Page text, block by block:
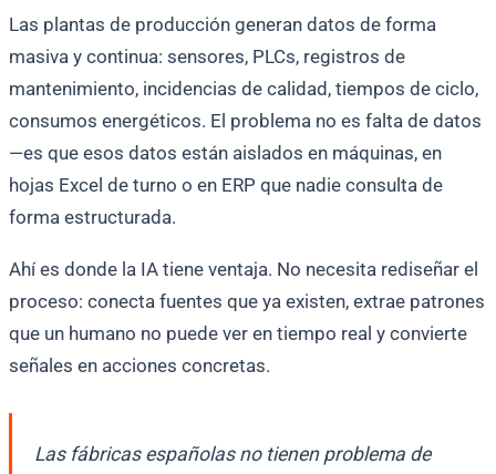
Las plantas de producción generan datos de forma
masiva y continua: sensores, PLCs, registros de
mantenimiento, incidencias de calidad, tiempos de ciclo,
consumos energéticos. El problema no es falta de datos
—es que esos datos están aislados en máquinas, en
hojas Excel de turno o en ERP que nadie consulta de
forma estructurada.
Ahí es donde la IA tiene ventaja. No necesita rediseñar el
proceso: conecta fuentes que ya existen, extrae patrones
que un humano no puede ver en tiempo real y convierte
señales en acciones concretas.
Las fábricas españolas no tienen problema de